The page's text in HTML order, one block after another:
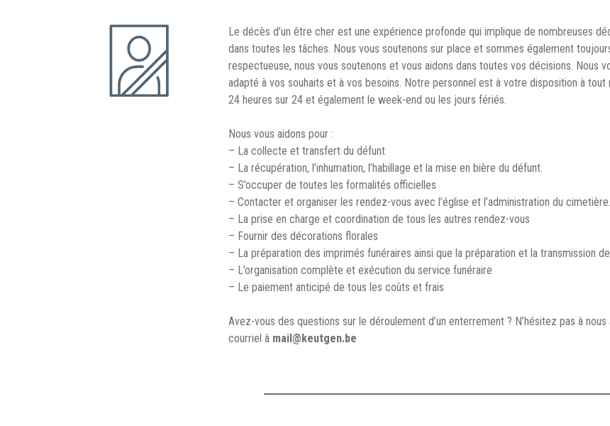
Le décès d’un être cher est une expérience profonde qui implique de nombreuses
dans toutes les tâches. Nous vous soutenons sur place et sommes également
respectueuse, nous vous soutenons et vous aidons dans toutes vos décisions. Nous
adapté à vos souhaits et à vos besoins. Notre personnel est à votre disposition à
24 heures sur 24 et également le week-end ou les jours fériés.
Nous vous aidons pour :
– La collecte et transfert du défunt
– La récupération, l’inhumation, l’habillage et la mise en bière du défunt.
– S’occuper de toutes les formalités officielles
– Contacter et organiser les rendez-vous avec l’église et l’administration du cimetière.
– La prise en charge et coordination de tous les autres rendez-vous
– Fournir des décorations florales
– La préparation des imprimés funéraires ainsi que la préparation et la transmission
– L’organisation complète et exécution du service funéraire
– Le paiement anticipé de tous les coûts et frais
Avez-vous des questions sur le déroulement d’un enterrement ? N’hésitez pas à
courriel à mail@keutgen.be